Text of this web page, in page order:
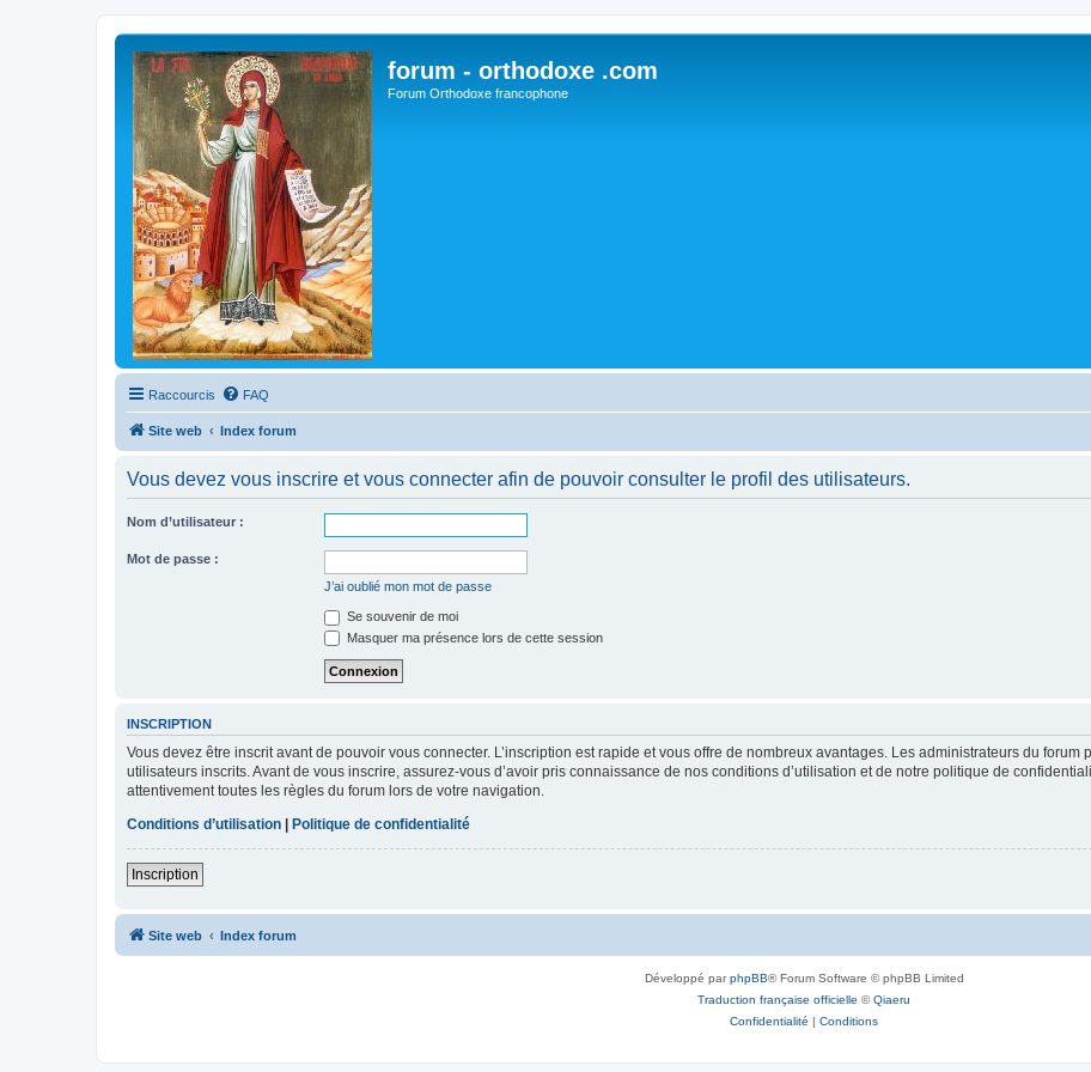
forum - orthodoxe .com
Forum Orthodoxe francophone
Raccourcis FAQ
Site web Index forum
Vous devez vous inscrire et vous connecter afin de pouvoir consulter le profil des utilisateurs.
Nom d’utilisateur :
Mot de passe :
J’ai oublié mon mot de passe
Se souvenir de moi
Masquer ma présence lors de cette session
INSCRIPTION
Vous devez être inscrit avant de pouvoir vous connecter. L’inscription est rapide et vous offre de nombreux avantages. Les administrateurs du
utilisateurs inscrits. Avant de vous inscrire, assurez-vous d’avoir pris connaissance de nos conditions d’utilisation et de notre politique de
attentivement toutes les règles du forum lors de votre navigation.
Conditions d’utilisation | Politique de confidentialité
Inscription
Site web Index forum
Développé parphpBB® Forum Software © phpBB Limited
Traduction française officielle ©Qiaeru
Confidentialité | Conditions